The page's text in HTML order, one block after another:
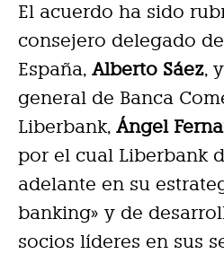
El acuerdo ha sido
consejero delegado
España, Alberto Sáez,
general de Banca
Liberbank, Ángel
por el cual Liberbank
adelante en su
banking» y de
socios líderes en sus